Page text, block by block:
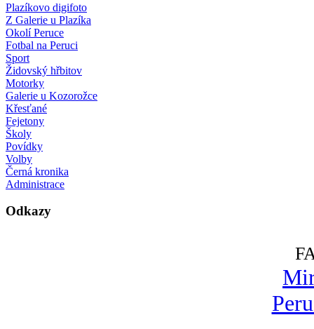
Plazíkovo digifoto
Z Galerie u Plazíka
Okolí Peruce
Fotbal na Peruci
Sport
Židovský hřbitov
Motorky
Galerie u Kozorožce
Křesťané
Fejetony
Školy
Povídky
Volby
Černá kronika
Administrace
Odkazy